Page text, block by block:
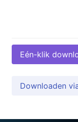
Eén-klik
Downloaden